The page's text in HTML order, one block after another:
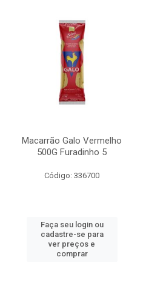
Macarrão Galo Vermelho
500G Furadinho 5
Código: 336700
Faça seu login ou
cadastre-se para
ver preços e
comprar